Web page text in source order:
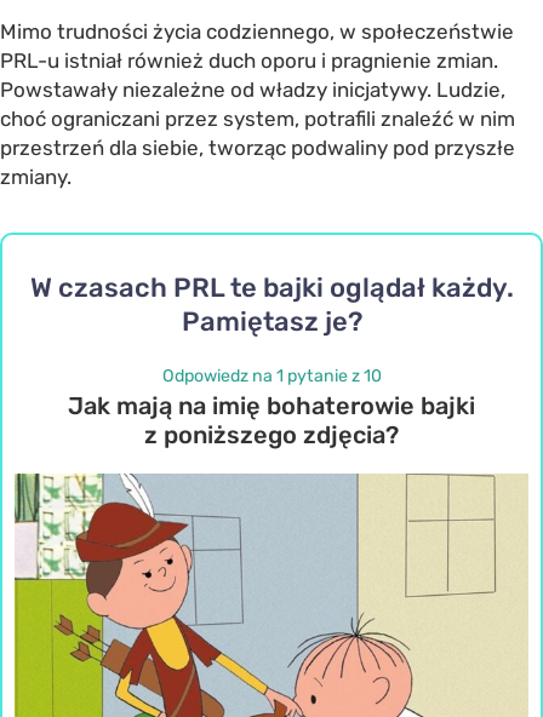
Mimo trudności życia codziennego, w społeczeństwie
PRL-u istniał również duch oporu i pragnienie zmian.
Powstawały niezależne od władzy inicjatywy. Ludzie,
choć ograniczani przez system, potrafili znaleźć w nim
przestrzeń dla siebie, tworząc podwaliny pod przyszłe
zmiany.
W czasach PRL te bajki oglądał każdy.
Pamiętasz je?
Odpowiedz na 1 pytanie z 10
Jak mają na imię bohaterowie bajki
z poniższego zdjęcia?